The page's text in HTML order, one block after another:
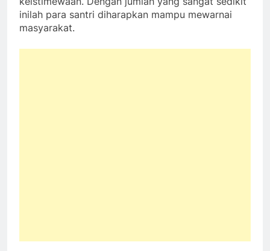
inilah para santri diharapkan mampu mewarnai
masyarakat.